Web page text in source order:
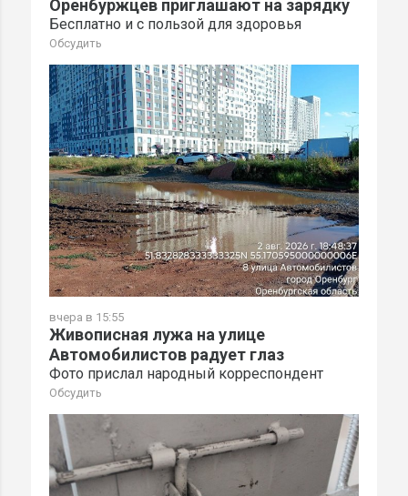
Оренбуржцев приглашают на зарядку
Бесплатно и с пользой для здоровья
Обсудить
вчера в 15:55
Живописная лужа на улице
Автомобилистов радует глаз
Фото прислал народный корреспондент
Обсудить